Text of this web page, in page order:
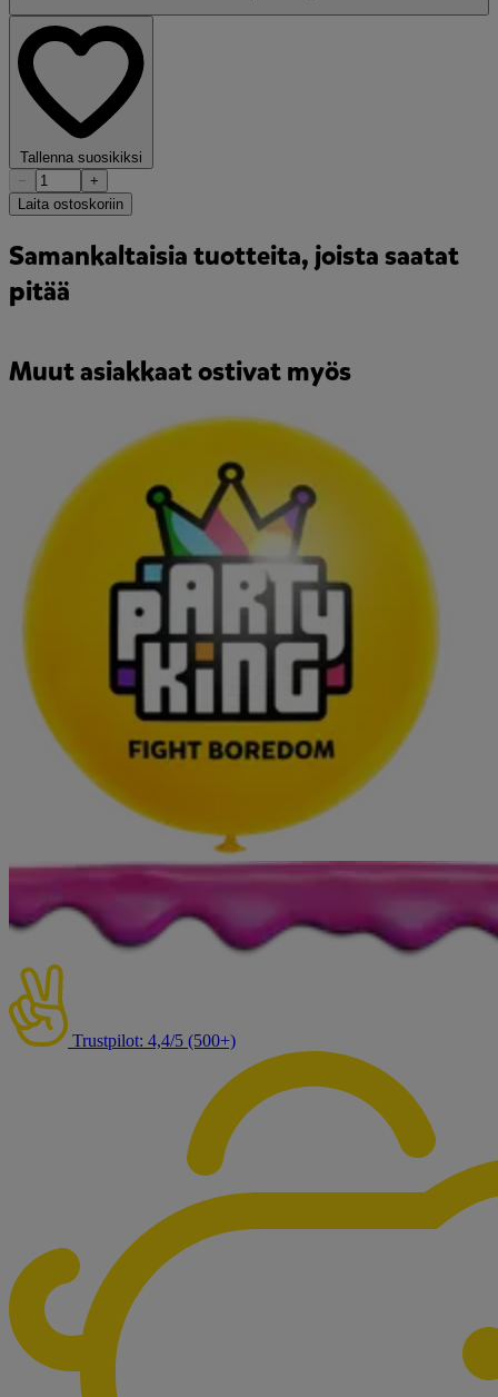
Tallenna suosikiksi
−
+
Laita ostoskoriin
Samankaltaisia tuotteita, joista saatat
pitää
Muut asiakkaat ostivat myös
Trustpilot: 4,4/5 (500+)